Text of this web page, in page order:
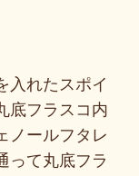
入れたスポイ
底フラスコ内
ノールフタレ
って丸底フラ